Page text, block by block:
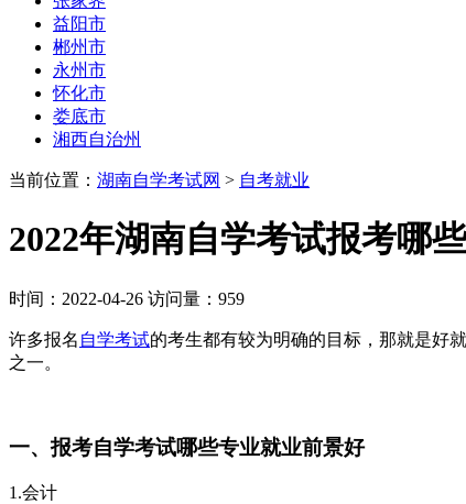
益阳市
郴州市
永州市
怀化市
娄底市
湘西自治州
当前位置： 湖南自学考试网 > 自考就业
2022年湖南自学考试报考哪
时间：2022-04-26 访问量：959
许多报名 自学考试的考生都有较为明确的目标，那就是好
之一。
一、报考自学考试哪些专业就业前景好
1.会计